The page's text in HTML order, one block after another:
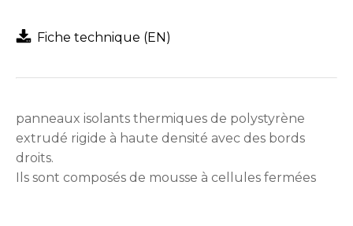
Fiche technique (EN)
panneaux isolants thermiques de polystyrène
extrudé rigide à haute densité avec des bords
droits.
Ils sont composés de mousse à cellules fermées